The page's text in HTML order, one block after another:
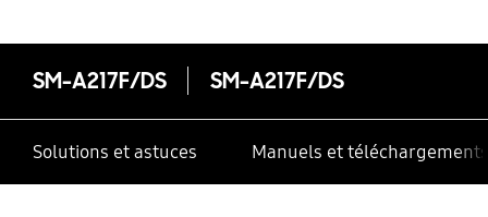
SM-A217F/DS SM-A217F/DS
Solutions et astuces Manuels et téléchargements